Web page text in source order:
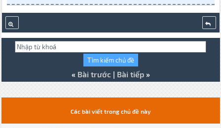
« Bài trước| Bài tiếp»
Các bài viết trong chủ đề này